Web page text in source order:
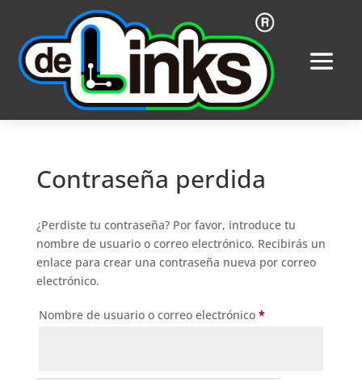
Contraseña perdida
¿Perdiste tu contraseña? Por favor, introduce tu
nombre de usuario o correo electrónico. Recibirás un
enlace para crear una contraseña nueva por correo
electrónico.
Nombre de usuario o correo electrónico *Obligatorio